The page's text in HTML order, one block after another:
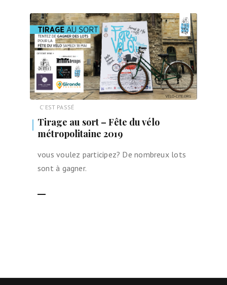
C'EST PASSÉ
Tirage au sort – Fête du vélo
métropolitaine 2019
vous voulez participez? De nombreux lots
sont à gagner.